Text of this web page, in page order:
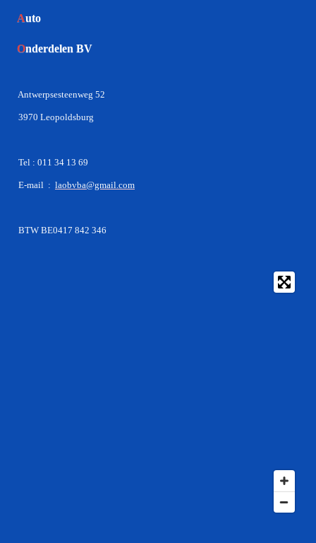
Auto
Onderdelen BV
Antwerpsesteenweg 52
3970 Leopoldsburg
Tel : 011 34 13 69
E-mail : laobvba@gmail.com
BTW BE0417 842 346